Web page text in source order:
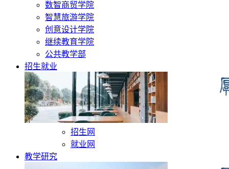
数智商贸学院
智慧旅游学院
创意设计学院
继续教育学院
公共教学部
招生就业
招生网
就业网
教学研究